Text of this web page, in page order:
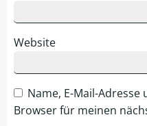
Website
Name, E-Mail-
Browser für meinen